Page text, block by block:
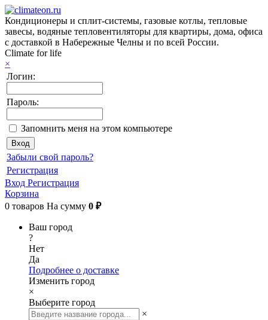
Кондиционеры и сплит-системы, газовые котлы, тепловые
завесы, водяные тепловентиляторы для квартиры, дома, офиса
с доставкой в Набережные Челны и по всей России.
Climate for life
×
Логин:
Пароль:
Запомнить меня на этом компьютере
Забыли свой пароль?
Регистрация
Вход Регистрация
Корзина
0 товаров На сумму 0 ₽
Ваш город
?
Нет
Да
Подробнее о доставке
Изменить город
×
Выберите город
×